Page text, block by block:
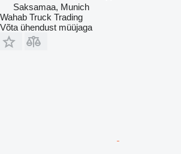
Saksamaa, Munich
Wahab Truck Trading
Võta ühendust müüjaga